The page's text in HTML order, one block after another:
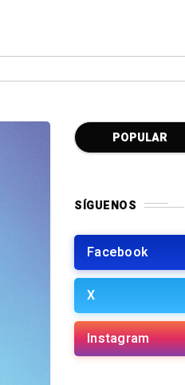
POPULAR
SÍGUENOS
Facebook
X
Instagram